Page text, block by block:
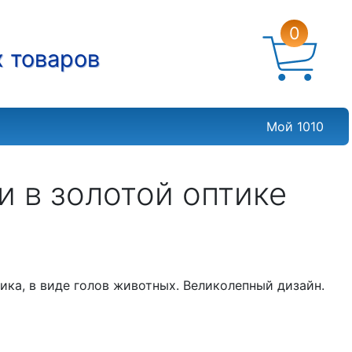
товаров
0
Мой 1010
в золотой оптике
в виде голов животных. Великолепный дизайн.